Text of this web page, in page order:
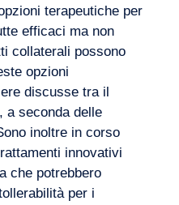
terapeutiche per
efficaci ma non
collaterali possono
opzioni
discusse tra il
a seconda delle
inoltre in corso
innovativi
che potrebbero
per i